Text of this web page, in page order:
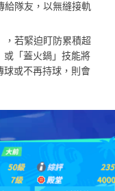
給隊友，以無縫接軌
，若緊迫盯防累積超
或「蓋火鍋」技能將
球或不再持球，則會